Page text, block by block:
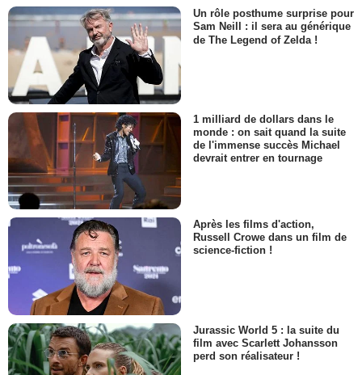
Un rôle posthume surprise pour
Sam Neill : il sera au générique
de The Legend of Zelda !
1 milliard de dollars dans le
monde : on sait quand la suite
de l'immense succès Michael
devrait entrer en tournage
Après les films d'action,
Russell Crowe dans un film de
science-fiction !
Jurassic World 5 : la suite du
film avec Scarlett Johansson
perd son réalisateur !